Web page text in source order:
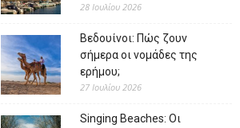
28 Ιουλίου 2026
Βεδουίνοι: Πώς ζουν
σήμερα οι νομάδες της
ερήμου;
27 Ιουλίου 2026
Singing Beaches: Οι